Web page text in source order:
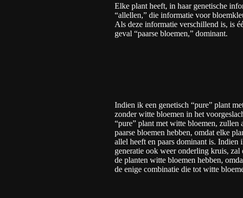
Elke plant heeft, in haar genetische
“allellen,” die informatie voor
Als deze informatie verschillend is, is
geval “paarse bloemen,” dominant.
Indien ik een genetisch “pure” plant
zonder witte bloemen in het
“pure” plant met witte bloemen, zullen
paarse bloemen hebben, omdat elke
allel heeft en paars dominant is. Indien
generatie ook weer onderling kruis, zal
de planten witte bloemen hebben,
de enige combinatie die tot witte